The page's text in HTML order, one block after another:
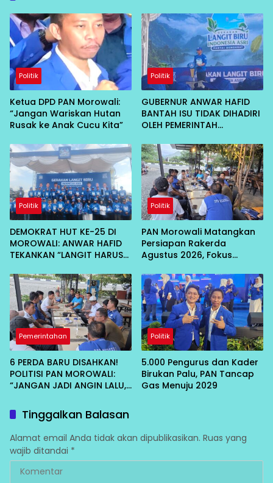
Politik
Ketua DPD PAN Morowali:
“Jangan Wariskan Hutan
Rusak ke Anak Cucu Kita”
Politik
GUBERNUR ANWAR HAFID
BANTAH ISU TIDAK DIHADIRI
OLEH PEMERINTAH
RAPAT INTERNAL
Politik
DEMOKRAT HUT KE-25 DI
MOROWALI: ANWAR HAFID
TEKANKAN “LANGIT HARUS
KELAPA DAN TEKAN INFLASI
IKAN
Politik
PAN Morowali Matangkan
Persiapan Rakerda
Agustus 2026, Fokus
untuk Masyarakat
Pemerintahan
6 PERDA BARU DISAHKAN!
POLITISI PAN MOROWALI:
“JANGAN JADI ANGIN LALU,
Politik
5.000 Pengurus dan Kader
Birukan Palu, PAN Tancap
Gas Menuju 2029
Tinggalkan Balasan
Alamat email Anda tidak akan dipublikasikan. Ruas yang
wajib ditandai *